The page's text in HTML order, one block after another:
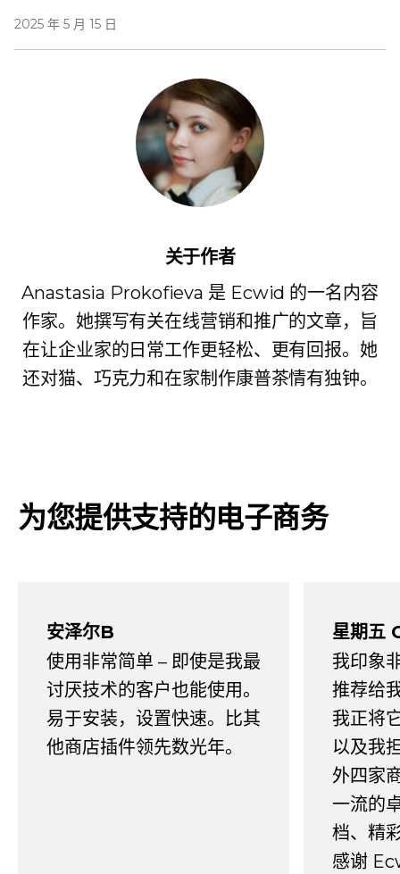
2025 年 5 月 15 日
关于作者
Anastasia Prokofieva 是 Ecwid 的一名内容
作家。她撰写有关在线营销和推广的文章，旨
在让企业家的日常工作更轻松、更有回报。她
还对猫、巧克力和在家制作康普茶情有独钟。
为您提供支持的电子商务
安泽尔B
使用非常简单 – 即使是我最
讨厌技术的客户也能使用。
易于安装，设置快速。比其
他商店插件领先数光年。
星期五
我印象
推荐给
我正将
以及我
外四家
一流的
档、精
感谢